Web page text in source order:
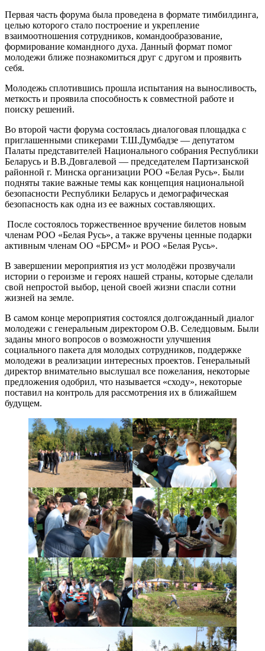
Первая часть форума была проведена в формате тимбилдинга,
целью которого стало построение и укрепление
взаимоотношения сотрудников, командообразование,
формирование командного духа. Данный формат помог
молодежи ближе познакомиться друг с другом и проявить
себя.
Молодежь сплотившись прошла испытания на выносливость,
меткость и проявила способность к совместной работе и
поиску решений.
Во второй части форума состоялась диалоговая площадка с
приглашенными спикерами Т.Ш.Думбадзе — депутатом
Палаты представителей Национального собрания Республики
Беларусь и В.В.Довгалевой — председателем Партизанской
районной г. Минска организации РОО «Белая Русь». Были
подняты такие важные темы как концепция национальной
безопасности Республики Беларусь и демографическая
безопасность как одна из ее важных составляющих.
После состоялось торжественное вручение билетов новым
членам РОО «Белая Русь», а также вручены ценные подарки
активным членам ОО «БРСМ» и РОО «Белая Русь».
В завершении мероприятия из уст молодёжи прозвучали
истории о героизме и героях нашей страны, которые сделали
свой непростой выбор, ценой своей жизни спасли сотни
жизней на земле.
В самом конце мероприятия состоялся долгожданный диалог
молодежи с генеральным директором О.В. Селедцовым. Были
заданы много вопросов о возможности улучшения
социального пакета для молодых сотрудников, поддержке
молодежи в реализации интересных проектов. Генеральный
директор внимательно выслушал все пожелания, некоторые
предложения одобрил, что называется «сходу», некоторые
поставил на контроль для рассмотрения их в ближайшем
будущем.